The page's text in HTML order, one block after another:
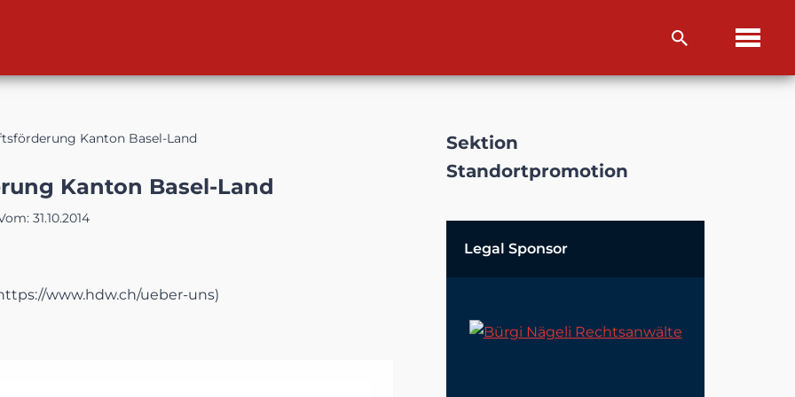
Kanton Basel-Land
Kanton Basel-Land
31.10.2014
Sektion
Standortpromotion
Legal Sponsor